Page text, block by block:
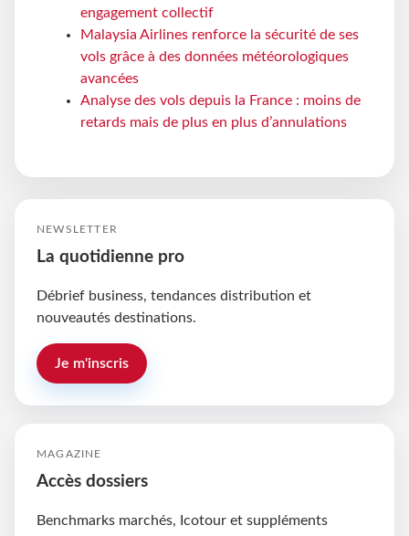
engagement collectif
Malaysia Airlines renforce la sécurité de ses
vols grâce à des données météorologiques
avancées
Analyse des vols depuis la France : moins de
retards mais de plus en plus d’annulations
NEWSLETTER
La quotidienne pro
Débrief business, tendances distribution et
nouveautés destinations.
Je m'inscris
MAGAZINE
Accès dossiers
Benchmarks marchés, Icotour et suppléments